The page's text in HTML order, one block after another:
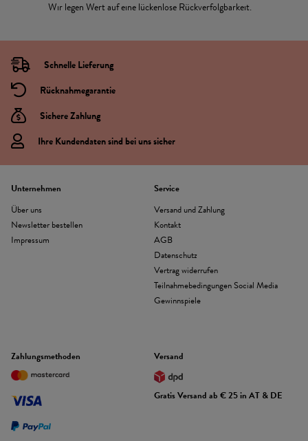
Wir legen Wert auf eine lückenlose Rückverfolgbarkeit.
Schnelle Lieferung
Rücknahmegarantie
Sichere Zahlung
Ihre Kundendaten sind bei uns sicher
Unternehmen
Über uns
Newsletter bestellen
Impressum
Service
Versand und Zahlung
Kontakt
AGB
Datenschutz
Vertrag widerrufen
Teilnahmebedingungen Social Media
Gewinnspiele
Zahlungsmethoden Versand
Gratis Versand ab € 25 in AT & DE